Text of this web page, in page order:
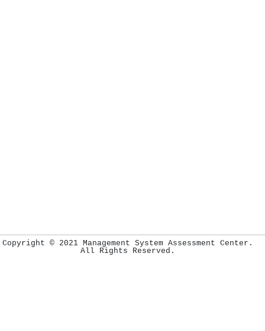
Copyright © 2021 Management System Assessment Center.
All Rights Reserved.